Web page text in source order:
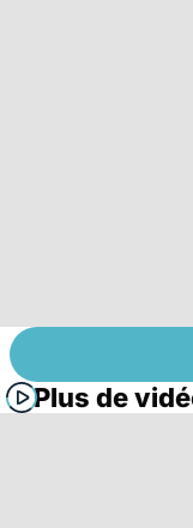
Plus de